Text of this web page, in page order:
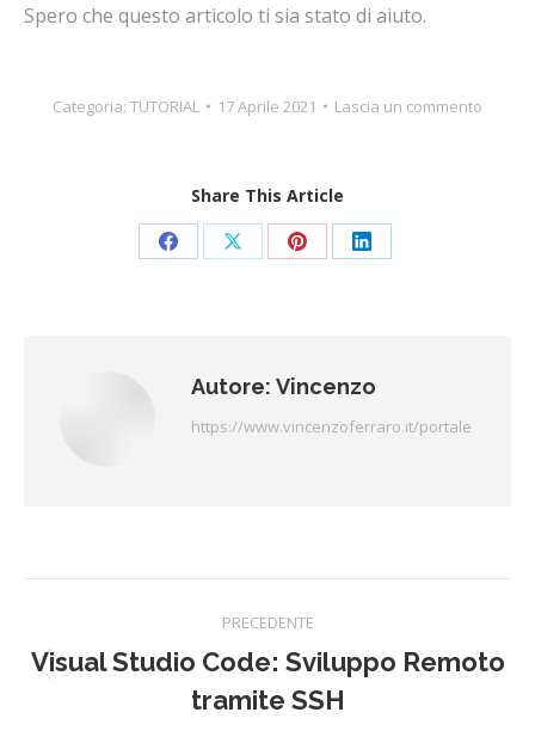
Spero che questo articolo ti sia stato di aiuto.
Categoria: TUTORIAL 17 Aprile 2021 Lascia un commento
Share This Article
CondividiCondividiCondividiCondividi
Autore: Vincenzo
https://www.vincenzoferraro.it/portale
tra
PRECEDENTE
Post
precedente:
Visual Studio Code: Sviluppo Remoto
tramite SSH